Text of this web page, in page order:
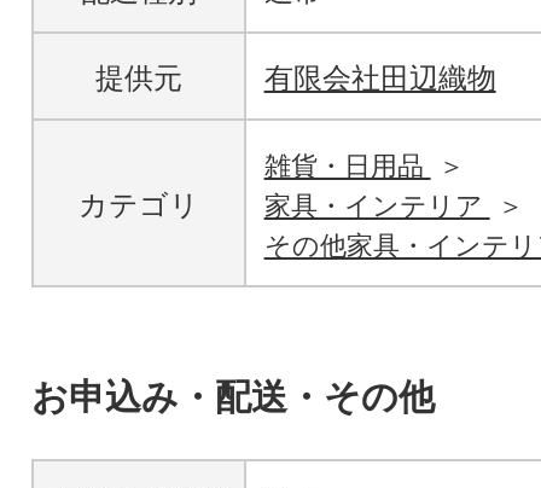
提供元 有限会社田辺織物
カテゴリ
雑貨・日用品
家具・インテリア
その他家具・インテ
お申込み・配送・その他